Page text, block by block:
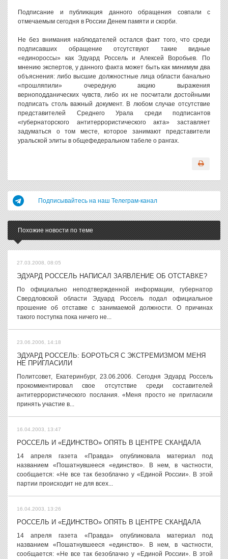
Подписание и публикация данного обращения совпали с
отмечаемым сегодня в России Денем памяти и скорби.
Не без внимания наблюдателей остался факт того, что среди
подписавших обращение отсутствуют такие видные
«единороссы» как Эдуард Россель и Алексей Воробьев. По
мнению экспертов, у данного факта может быть как минимум два
объяснения: либо высшие должностные лица области банально
«прошляпили» очередную акцию выражения
верноподданических чувств, либо их не посчитали достойными
подписать столь важный документ. В любом случае отсутствие
представителей Среднего Урала среди подписантов
«губернаторского антитеррористического акта» заставляет
задуматься о том месте, которое занимают представители
уральской элиты в общефедеральном табеле о рангах.
Подписывайтесь на наш Телеграм-канал
Похожие новости по теме
27.03.2008, 08:05
ЭДУАРД РОССЕЛЬ НАПИСАЛ ЗАЯВЛЕНИЕ ОБ ОТСТАВКЕ?
По официально неподтвержденной информации, губернатор
Свердловской области Эдуард Россель подал официальное
прошение об отставке с занимаемой должности. О причинах
такого поступка пока ничего не...
23.06.2006, 14:18
ЭДУАРД РОССЕЛЬ: БОРОТЬСЯ С ЭКСТРЕМИЗМОМ МЕНЯ
НЕ ПРИГЛАСИЛИ
Политсовет, Екатеринбург, 23.06.2006. Сегодня Эдуард Россель
прокомментировал свое отсутствие среди составителей
антитеррористического послания. «Меня просто не пригласили
принять участие в...
16.04.2003, 13:47
РОССЕЛЬ И «ЕДИНСТВО» ОПЯТЬ В ЦЕНТРЕ СКАНДАЛА
14 апреля газета «Правда» опубликовала материал под
названием «Пошатнувшееся «единство». В нем, в частности,
сообщается: «Не все так безоблачно у «Единой России». В этой
партии происходит не для всех...
16.04.2003, 13:26
РОССЕЛЬ И «ЕДИНСТВО» ОПЯТЬ В ЦЕНТРЕ СКАНДАЛА
14 апреля газета «Правда» опубликовала материал под
названием «Пошатнувшееся «единство». В нем, в частности,
сообщается: «Не все так безоблачно у «Единой России». В этой